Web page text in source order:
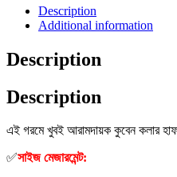
Description
Additional information
Description
Description
এই গরমে খুবই আরামদায়ক কুবেন কলার
✅সাইজ মেজারমেন্ট: